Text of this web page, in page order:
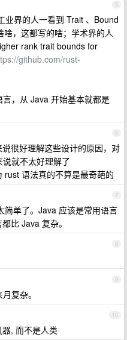
5
业界的人一看到 Trait 、Bound
，这都写的啥；学术界的人
rank trait bounds for
github.com/rust-
言，从 Java 开始基本就都是
6
很好理解这些设计的原因，对
就不太好理解了
rust 语法真的不算是最奇葩的
7
简单了。Java 应该是常用语言
比 Java 复杂。
8
9
复杂。
10
, 而不是人类